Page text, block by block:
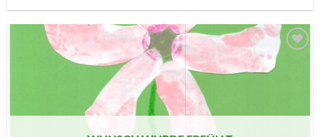
AUF MEINE
MERKLISTE